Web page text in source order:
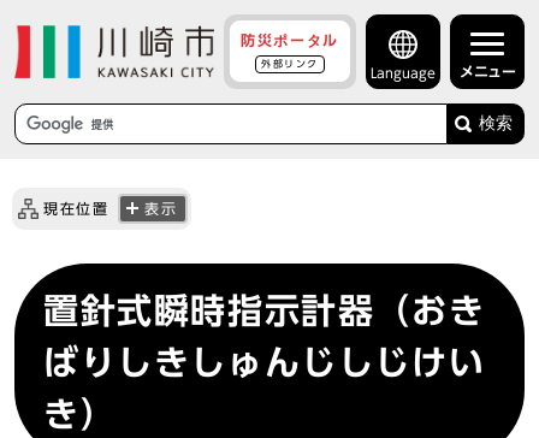
防災ポータル
外部リンク
Language メニュー
検索
現在位置 表示
置針式瞬時指示計器（おき
ばりしきしゅんじしじけい
き）